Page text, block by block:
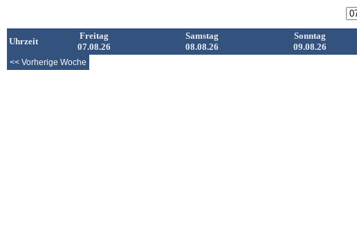
Uhrzeit
Freitag
07.08.26
Samstag
08.08.26
Sonntag
09.08.26
<< Vorherige Woche